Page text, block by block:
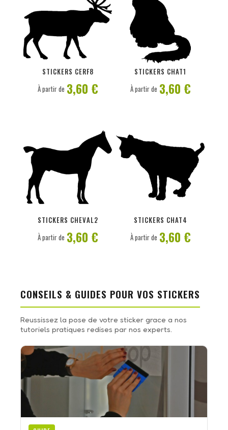
STICKERS CERF8
PERSONNALISER
À partir de 3,60 €
STICKERS CHAT1
PERSONNALISER
À partir de 3,60 €
STICKERS CHEVAL2
À partir de 3,60 €
STICKERS CHAT4
À partir de 3,60 €
CONSEILS & GUIDES POUR VOS STICKERS
Reussissez la pose de votre sticker grace a nos
tutoriels pratiques redises par nos experts.